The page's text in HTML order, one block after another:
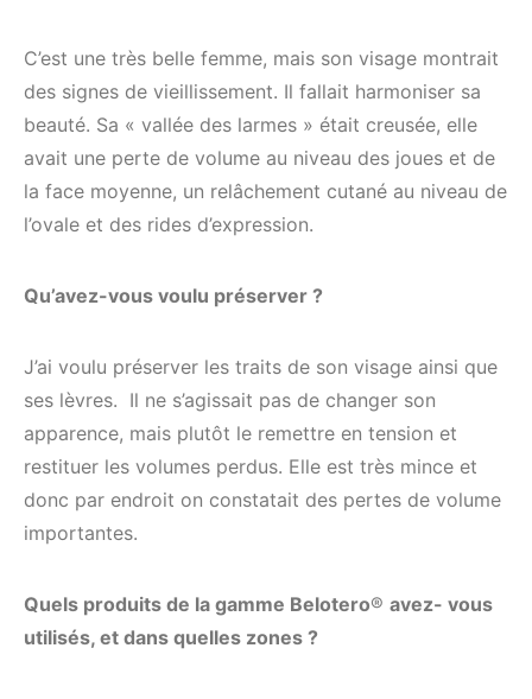
C’est une très belle femme, mais son visage montrait
des signes de vieillissement. Il fallait harmoniser sa
beauté. Sa « vallée des larmes » était creusée, elle
avait une perte de volume au niveau des joues et de
la face moyenne, un relâchement cutané au niveau de
l’ovale et des rides d’expression.
Qu’avez-vous voulu préserver ?
J’ai voulu préserver les traits de son visage ainsi que
ses lèvres. Il ne s’agissait pas de changer son
apparence, mais plutôt le remettre en tension et
restituer les volumes perdus. Elle est très mince et
donc par endroit on constatait des pertes de volume
importantes.
Quels produits de la gamme Belotero® avez- vous
utilisés, et dans quelles zones ?